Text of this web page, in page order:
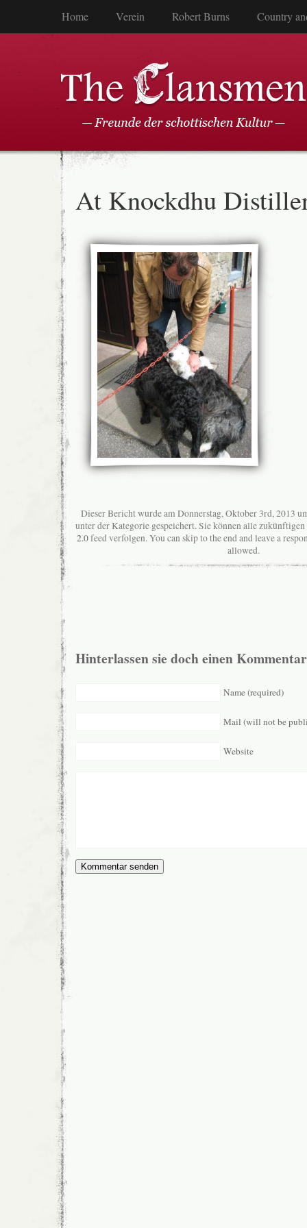
Home Verein Robert Burns Country
At Knockdhu
Dieser Bericht wurde am Donnerstag, Oktober 3rd, 2013
unter der Kategorie gespeichert. Sie können alle
2.0feed verfolgen. You can skip to the end and leave a
allowed.
Hinterlassen sie doch einen
Name (required)
Mail (will not be
Website